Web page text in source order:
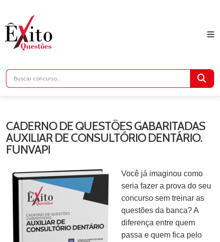
CADERNO DE QUESTÕES GABARITADAS
AUXILIAR DE CONSULTÓRIO DENTÁRIO.
FUNVAPI
Você já imaginou como
seria fazer a prova do seu
concurso sem treinar as
questões da banca? A
diferença entre quem
passa e quem fica pelo